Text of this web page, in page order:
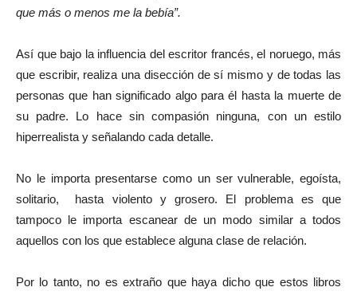
que más o menos me la bebía”.
Así que bajo la influencia del escritor francés, el noruego, más
que escribir, realiza una disección de sí mismo y de todas las
personas que han significado algo para él hasta la muerte de
su padre. Lo hace sin compasión ninguna, con un estilo
hiperrealista y señalando cada detalle.
No le importa presentarse como un ser vulnerable, egoísta,
solitario, hasta violento y grosero. El problema es que
tampoco le importa escanear de un modo similar a todos
aquellos con los que establece alguna clase de relación.
Por lo tanto, no es extraño que haya dicho que estos libros